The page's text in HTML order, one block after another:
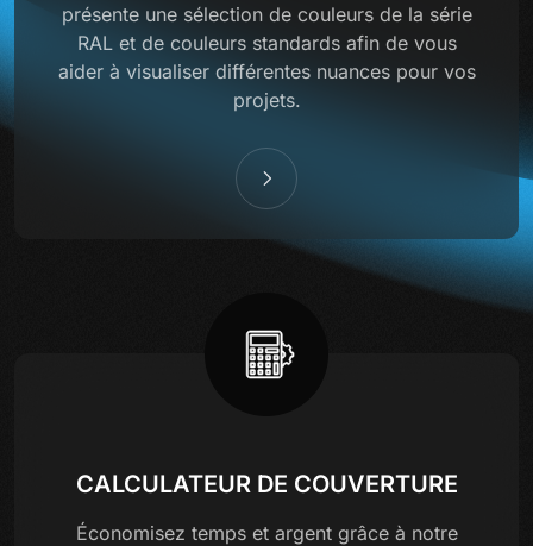
présente une sélection de couleurs de la série
RAL et de couleurs standards afin de vous
aider à visualiser différentes nuances pour vos
projets.
CALCULATEUR DE COUVERTURE
Économisez temps et argent grâce à notre